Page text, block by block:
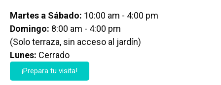
Martes a Sábado: 10:00 am - 4:00 pm
Domingo: 8:00 am - 4:00 pm
(Solo terraza, sin acceso al jardín)
Lunes: Cerrado
¡Prepara tu visita!